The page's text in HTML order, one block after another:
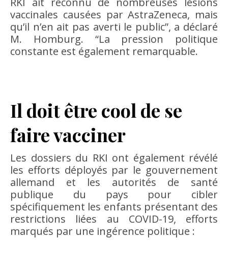
vaccinales causées par AstraZeneca, mais
qu’il n’en ait pas averti le public”, a déclaré
M. Homburg. “La pression politique
constante est également remarquable.
Il doit être cool de se
faire vacciner
Les dossiers du RKI ont également révélé
les efforts déployés par le gouvernement
allemand et les autorités de santé
publique du pays pour cibler
spécifiquement les enfants présentant des
restrictions liées au COVID-19, efforts
marqués par une ingérence politique :